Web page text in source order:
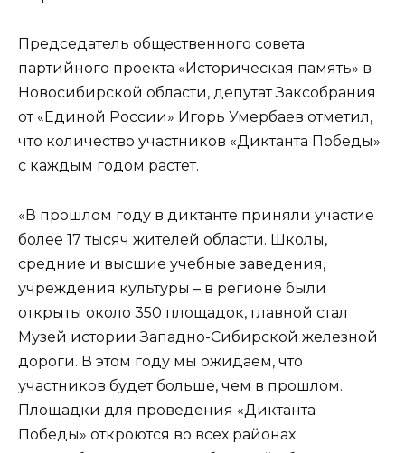
Председатель общественного совета
партийного проекта «Историческая память» в
Новосибирской области, депутат Заксобрания
от «Единой России» Игорь Умербаев отметил,
что количество участников «Диктанта Победы»
с каждым годом растет.
«В прошлом году в диктанте приняли участие
более 17 тысяч жителей области. Школы,
средние и высшие учебные заведения,
учреждения культуры – в регионе были
открыты около 350 площадок, главной стал
Музей истории Западно-Сибирской железной
дороги. В этом году мы ожидаем, что
участников будет больше, чем в прошлом.
Площадки для проведения «Диктанта
Победы» откроются во всех районах